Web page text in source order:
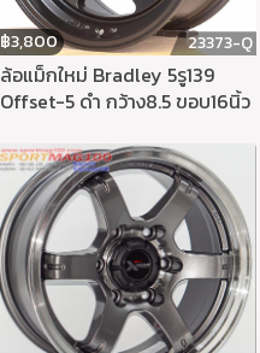
฿3,800 23373-Q
ล้อแม็กใหม่ Bradley 5รู139
Offset-5 ดำ กว้าง8.5 ขอบ16นิ้ว